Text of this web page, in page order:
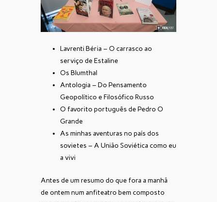
Lavrenti Béria – O carrasco ao
serviço de Estaline
Os Blumthal
Antologia – Do Pensamento
Geopolítico e Filosófico Russo
O favorito português de Pedro O
Grande
As minhas aventuras no país dos
sovietes – A União Soviética como eu
a vivi
Antes de um resumo do que fora a manhã
de ontem num anfiteatro bem composto